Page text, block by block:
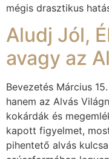
mégis drasztikus
Aludj Jól,
avagy az
Bevezetés Március
hanem az Alvás
kokárdák és
kapott figyelmet,
pihentető alvás